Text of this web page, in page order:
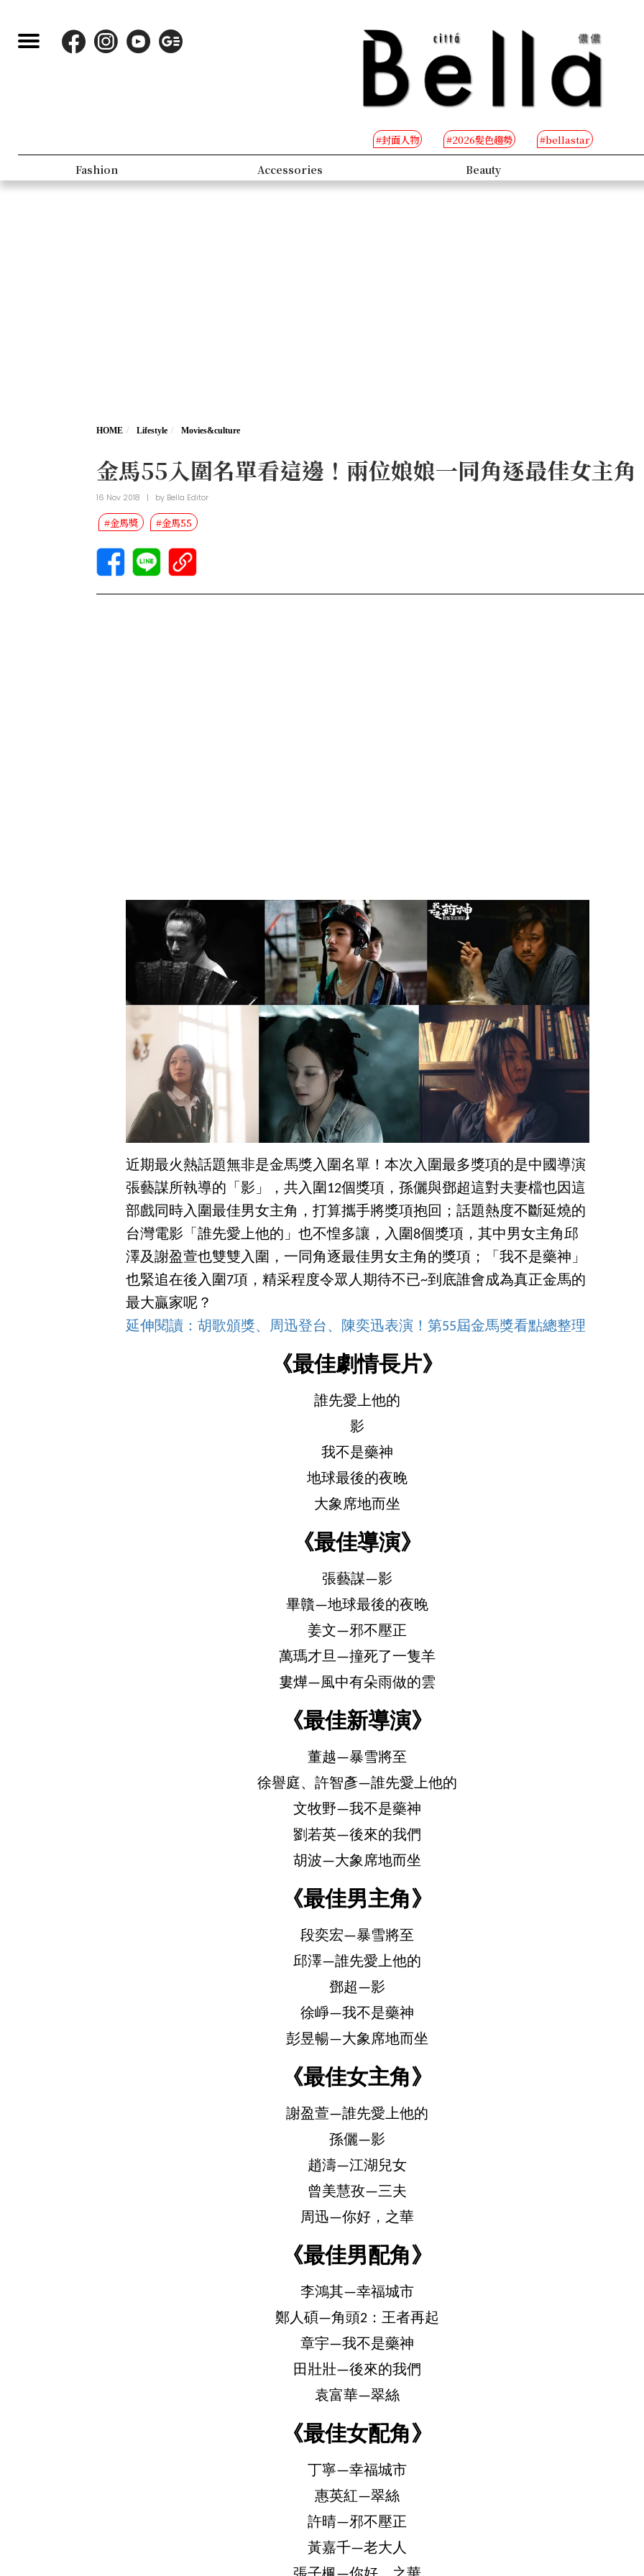
#封面人物 #2026髮色趨勢 #bellastar
Fashion Accessories Beauty
HOME Lifestyle Movies&culture
金馬55入圍名單看這邊！兩位娘娘一同角逐最佳女主角
16 Nov 2018 | by Bella Editor
#金馬獎 #金馬55
近期最火熱話題無非是金馬獎入圍名單！本次入圍最多獎項的是中國導演
張藝謀所執導的「影」，共入圍12個獎項，孫儷與鄧超這對夫妻檔也因這
部戲同時入圍最佳男女主角，打算攜手將獎項抱回；話題熱度不斷延燒的
台灣電影「誰先愛上他的」也不惶多讓，入圍8個獎項，其中男女主角邱
澤及謝盈萱也雙雙入圍，一同角逐最佳男女主角的獎項；「我不是藥神」
也緊追在後入圍7項，精采程度令眾人期待不已~到底誰會成為真正金馬的
最大贏家呢？
延伸閱讀：胡歌頒獎、周迅登台、陳奕迅表演！第55屆金馬獎看點總整理
《最佳劇情長片》
誰先愛上他的
影
我不是藥神
地球最後的夜晚
大象席地而坐
《最佳導演》
張藝謀—影
畢贛—地球最後的夜晚
姜文—邪不壓正
萬瑪才旦—撞死了一隻羊
婁燁—風中有朵雨做的雲
《最佳新導演》
董越—暴雪將至
徐譽庭、許智彥—誰先愛上他的
文牧野—我不是藥神
劉若英—後來的我們
胡波—大象席地而坐
《最佳男主角》
段奕宏—暴雪將至
邱澤—誰先愛上他的
鄧超—影
徐崢—我不是藥神
彭昱暢—大象席地而坐
《最佳女主角》
謝盈萱—誰先愛上他的
孫儷—影
趙濤—江湖兒女
曾美慧孜—三夫
周迅—你好，之華
《最佳男配角》
李鴻其—幸福城市
鄭人碩—角頭2：王者再起
章宇—我不是藥神
田壯壯—後來的我們
袁富華—翠絲
《最佳女配角》
丁寧—幸福城市
惠英紅—翠絲
許晴—邪不壓正
黃嘉千—老大人